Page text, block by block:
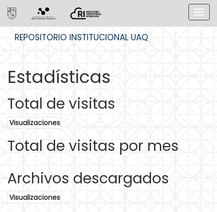
REPOSITORIO INSTITUCIONAL UAQ
Estadísticas
Total de visitas
Visualizaciones
Total de visitas por mes
Archivos descargados
Visualizaciones